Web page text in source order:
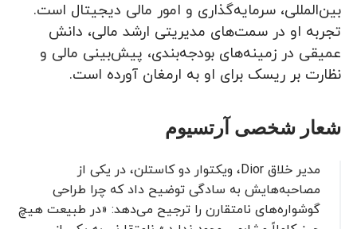
بین‌المللی، سرمایه‌گذاری و امور مالی دیجیتال است.
تجربه او در سمت‌های مدیریتی ارشد مالی، دانش
عمیقی در زمینه‌های بودجه‌بندی، پیش‌بینی مالی و
نظارت بر ریسک برای او به ارمغان آورده است.
شعار شخصی آرتسیوم
مدیر خلاق Dior، ویکتوار دو کاستلن، در یکی از
مصاحبه‌هایش به سادگی توضیح داد که چرا طراحی
گوشواره‌های نامتقارن را ترجیح می‌دهد: «در طبیعت هیچ